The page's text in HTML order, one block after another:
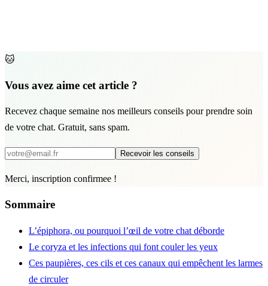
🐱
Vous avez aime cet article ?
Recevez chaque semaine nos meilleurs conseils pour prendre soin
de votre chat. Gratuit, sans spam.
Recevoir les conseils
Merci, inscription confirmee !
Sommaire
L’épiphora, ou pourquoi l’œil de votre chat déborde
Le coryza et les infections qui font couler les yeux
Ces paupières, ces cils et ces canaux qui empêchent les larmes
de circuler